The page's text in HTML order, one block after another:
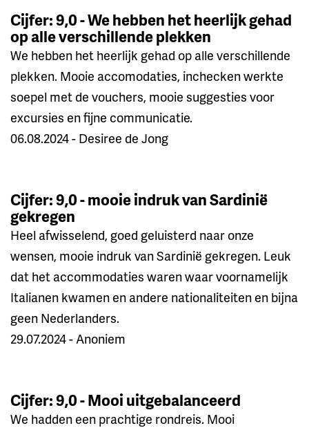
Cijfer: 9,0 - We hebben het heerlijk gehad
op alle verschillende plekken
We hebben het heerlijk gehad op alle verschillende
plekken. Mooie accomodaties, inchecken werkte
soepel met de vouchers, mooie suggesties voor
excursies en fijne communicatie.
06.08.2024 - Desiree de Jong
Cijfer: 9,0 - mooie indruk van Sardinië
gekregen
Heel afwisselend, goed geluisterd naar onze
wensen, mooie indruk van Sardinië gekregen. Leuk
dat het accommodaties waren waar voornamelijk
Italianen kwamen en andere nationaliteiten en bijna
geen Nederlanders.
29.07.2024 - Anoniem
Cijfer: 9,0 - Mooi uitgebalanceerd
We hadden een prachtige rondreis. Mooi